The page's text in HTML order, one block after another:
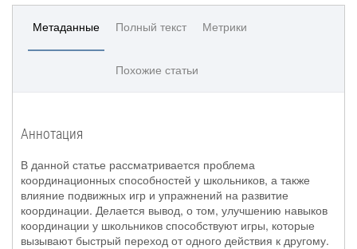
Метаданные Полный текст Метрики
Похожие статьи
Аннотация
В данной статье рассматривается проблема
координационных способностей у школьников, а также
влияние подвижных игр и упражнений на развитие
координации. Делается вывод, о том, улучшению навыков
координации у школьников способствуют игры, которые
вызывают быстрый переход от одного действия к другому.